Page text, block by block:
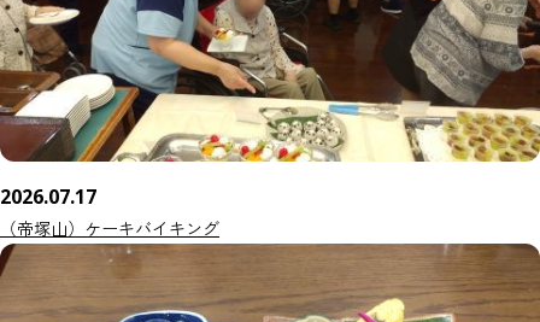
2026.07.17
（帝塚山）ケーキバイキング